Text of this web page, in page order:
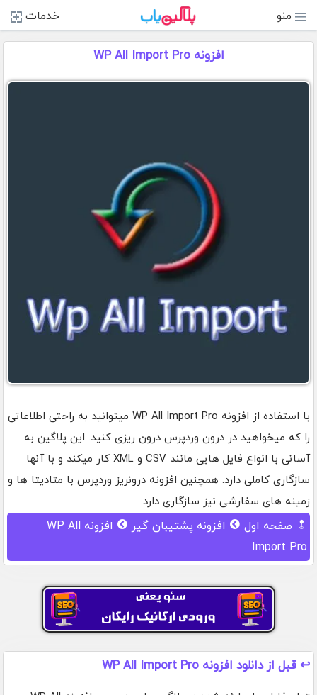
منو خدمات
افزونه WP All Import Pro
با استفاده از افزونه WP All Import Pro میتوانید به راحتی اطلاعاتی
را که میخواهید در درون وردپرس درون ریزی کنید. این پلاگین به
آسانی با انواع فایل هایی مانند CSV و XML کار میکند و با آنها
سازگاری کاملی دارد. همچنین افزونه درونریز وردپرس با متادیتا ها و
زمینه های سفارشی نیز سازگاری دارد.
صفحه اول افزونه پشتیبان گیر
افزونه WP All
Import Pro
↩️ قبل از دانلود افزونه WP All Import Pro